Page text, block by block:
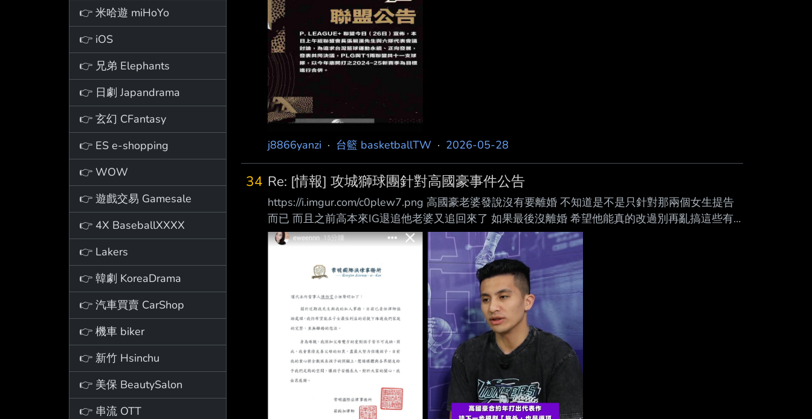
👉 米哈遊 miHoYo
👉 iOS
👉 兄弟 Elephants
👉 日劇 Japandrama
👉 玄幻 CFantasy
👉 ES e-shopping
👉 WOW
👉 遊戲交易 Gamesale
👉 4X BaseballXXXX
👉 Lakers
👉 韓劇 KoreaDrama
👉 汽車買賣 CarShop
👉 機車 biker
👉 新竹 Hsinchu
👉 美保 BeautySalon
👉 串流 OTT
j8866yanzi · 台籃 basketballTW · 2026-05-28
34 Re: [情報] 攻城獅球團針對高國豪事件公告
https://i.imgur.com/c0plew7.png 高國豪老婆發說沒有要離婚 不知道是不是只針對那兩個女生提告
而已 而且之前高本來IG退追他老婆又追回來了 如果最後沒離婚 希望他能真的改過別再亂搞這些有
的沒的好好打球吧 雖然我覺得他下次還敢 --